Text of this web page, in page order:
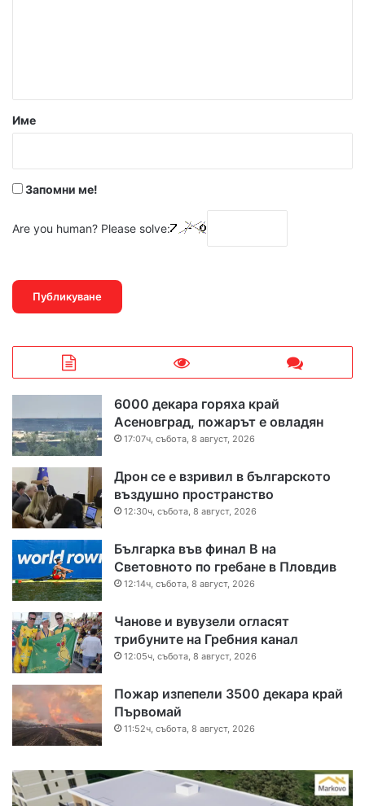
р
Име
Запомни ме!
Are you human? Please solve:
6000 декара горяха край
Асеновград, пожарът е овладян
17:07ч, събота, 8 август, 2026
Дрон се е взривил в българското
въздушно пространство
12:30ч, събота, 8 август, 2026
Българка във финал B на
Световното по гребане в Пловдив
12:14ч, събота, 8 август, 2026
Чанове и вувузели огласят
трибуните на Гребния канал
12:05ч, събота, 8 август, 2026
Пожар изпепели 3500 декара край
Първомай
11:52ч, събота, 8 август, 2026